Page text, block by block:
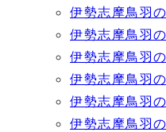
伊勢志摩鳥羽
伊勢志摩鳥羽
伊勢志摩鳥羽
伊勢志摩鳥羽
伊勢志摩鳥羽
伊勢志摩鳥羽